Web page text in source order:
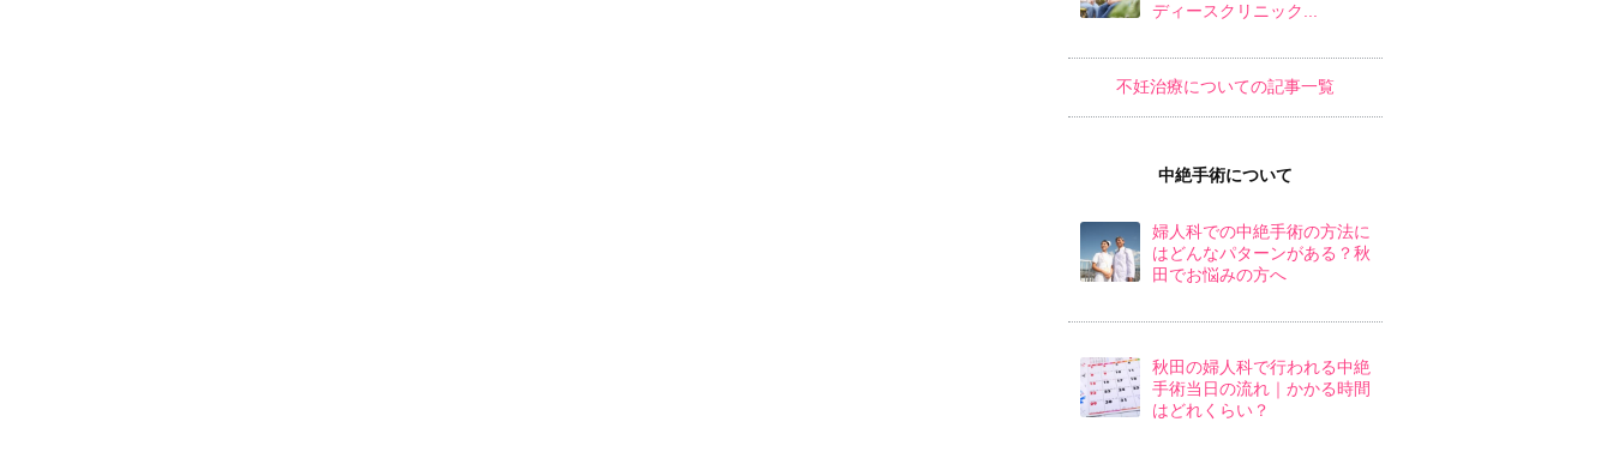
ディースクリニック...
不妊治療についての記事一覧
中絶手術について
婦人科での中絶手術の方法に
はどんなパターンがある？秋
田でお悩みの方へ
秋田の婦人科で行われる中絶
手術当日の流れ｜かかる時間
はどれくらい？